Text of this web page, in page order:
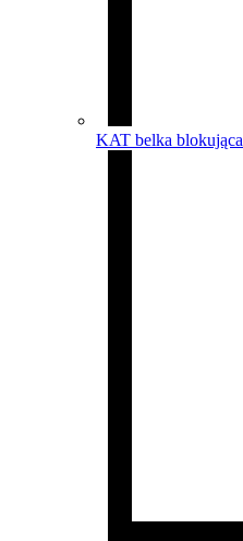
KAT belka blokująca